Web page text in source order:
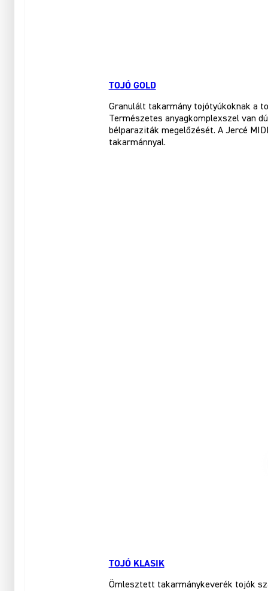
TOJÓ GOLD
Granulált takarmány tojótyúkoknak a
Természetes anyagkomplexszel van
bélparaziták megelőzését. A Jercé
takarmánnyal.
TOJÓ KLASIK
Ömlesztett takarmánykeverék tojók